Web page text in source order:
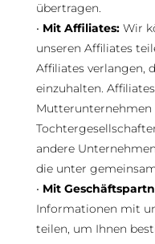
übertragen.
• Mit Affiliates:Wir
unseren Affiliates
Affiliates verlangen,
einzuhalten.
Mutterunternehmen
andere
die unter
• Mit
Informationen mit
teilen, um Ihnen